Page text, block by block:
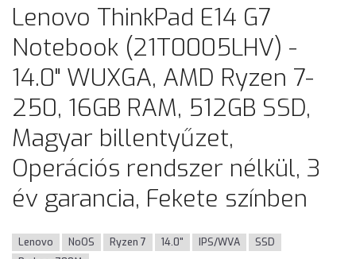
Lenovo ThinkPad E14 G7
Notebook (21T0005LHV) -
14.0" WUXGA, AMD Ryzen 7-
250, 16GB RAM, 512GB SSD,
Magyar billentyűzet,
Operációs rendszer nélkül, 3
év garancia, Fekete színben
Lenovo NoOS Ryzen 7 14.0" IPS/WVA
SSD